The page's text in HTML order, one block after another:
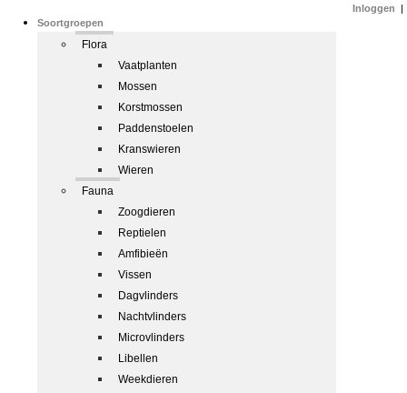
Soortgroepen
Flora
Vaatplanten
Mossen
Korstmossen
Paddenstoelen
Kranswieren
Wieren
Fauna
Zoogdieren
Reptielen
Amfibieën
Vissen
Dagvlinders
Nachtvlinders
Microvlinders
Libellen
Weekdieren
Inloggen |